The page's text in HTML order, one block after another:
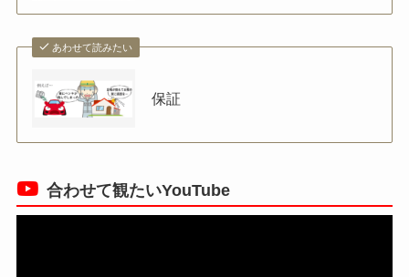
あわせて読みたい
保証
合わせて観たいYouTube